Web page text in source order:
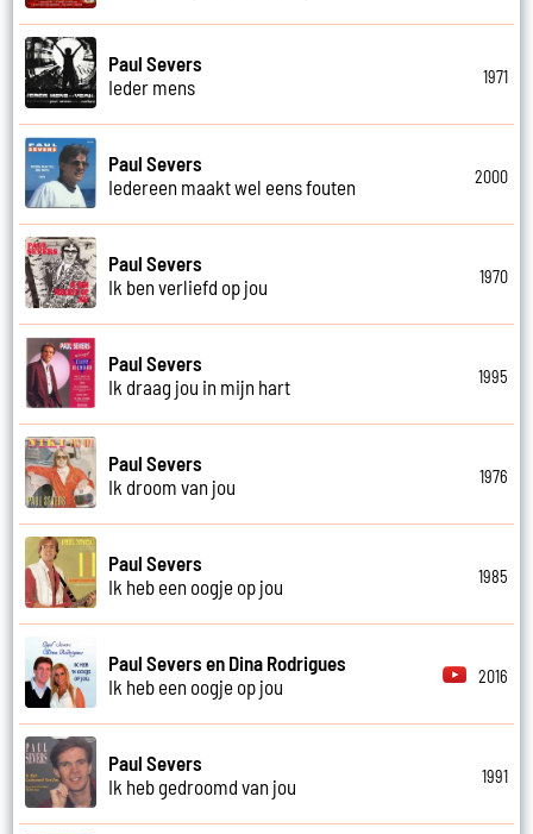
Paul Severs
Ieder mens
1971
Paul Severs
Iedereen maakt wel eens fouten
2000
Paul Severs
Ik ben verliefd op jou
1970
Paul Severs
Ik draag jou in mijn hart
1995
Paul Severs
Ik droom van jou
1976
Paul Severs
Ik heb een oogje op jou
1985
Paul Severs en Dina Rodrigues
Ik heb een oogje op jou
2016
Paul Severs
Ik heb gedroomd van jou
1991